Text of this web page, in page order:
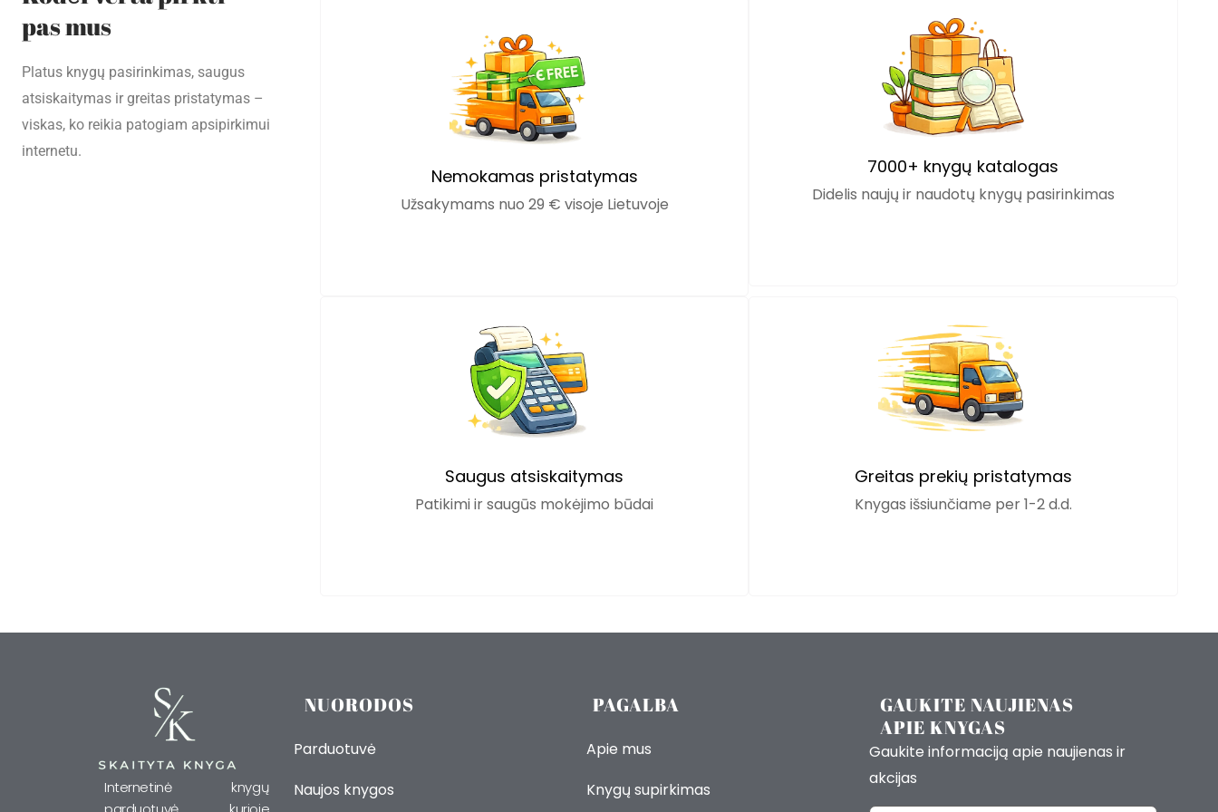
pas mus
Platus knygų pasirinkimas, saugus
atsiskaitymas ir greitas pristatymas –
viskas, ko reikia patogiam apsipirkimui
internetu.
Nemokamas pristatymas
Užsakymams nuo 29 € visoje Lietuvoje
7000+ knygų katalogas
Didelis naujų ir naudotų knygų pasirinkimas
Saugus atsiskaitymas
Patikimi ir saugūs mokėjimo būdai
Greitas prekių pristatymas
Knygas išsiunčiame per 1-2 d.d.
Internetinė knygų
NUORODOS
Parduotuvė
Naujos knygos
PAGALBA
Apie mus
Knygų supirkimas
GAUKITE NAUJIENAS
APIE KNYGAS
Gaukite informaciją apie naujienas ir
akcijas